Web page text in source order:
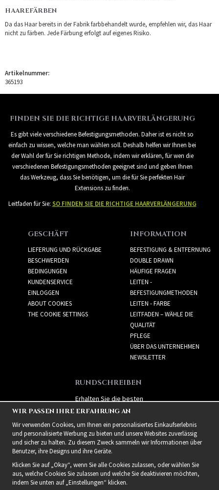
HAAREFÄRBEN
Da das Haar bereits in der Fabrik farbbehandelt wurde, empfehlen wir, das Haar
nicht zu färben. Jede Färbung erfolgt auf eigenes Risiko.
Artikelnummer:
365193
FINDEN SIE DIE RICHTIGE HAARVERLÄNGERUNG
Es gibt viele verschiedene Befestigungsmethoden. Daher ist es nicht so
einfach zu wissen, welche man wählen soll. Deshalb helfen wir Ihnen bei
der Wahl der für Sie richtigen Methode, indem wir erklären, für wen die
verschiedenen Befestigungsmethoden geeignet sind und geben Ihnen
das Werkzeug, dass Sie benötigen, um die für Sie perfekten Hair
Extensions zu finden.
Leitfaden für Sie: SO FINDEN SIE DIE RICHTIGE HAARVERLÄNGERUNG
GESCHÄFT
LIEFERUNG UND RÜCKGABE
BESCHWERDEN
BEDINGUNGEN
KUNDENSERVICE
EINLOGGEN
ABOUT COOKIES
THE COOKIE SETTINGS
INFORMATION
BEFESTIGUNG & ENTFERNUNG
DOUBLE DRAWN
HÄUFIGE FRAGEN
LEITEN -
BEFESTIGUNGMETHODEN
LEITEN - FARBE
LEITFADEN – WÄHLE DIE
QUALITÄT
PFLEGE
ÜBER DAS UNTERNEHMEN
NEWSLETTER
RUNDSCHREIBEN
Erhalten Sie die besten
Angebote und spannende
neue Produkte!
WIR PASSEN IHRE ERFAHRUNG AN
Wir verwenden Cookies, um Ihnen ein personalisiertes Einkaufserlebnis
und personalisierte Werbung zu bieten und unsere Websites zuverlässig
und sicher zu halten. Zu diesem Zweck sammeln wir Informationen über
Benutzer, ihre Designs und ihre Geräte.
Klicken Sie auf „Okay“, wenn Sie alle Cookies zulassen, oder wählen Sie
aus, welche Cookies Sie zulassen und welche Sie deaktivieren möchten,
indem Sie unten auf „Einstellungen“ klicken.